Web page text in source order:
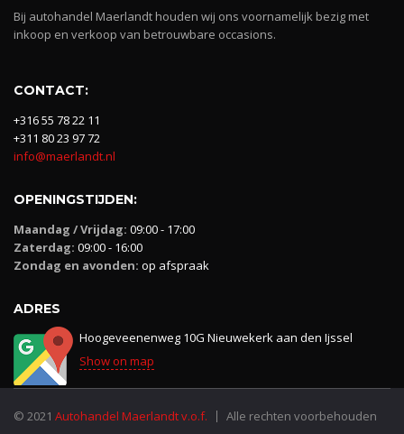
Bij autohandel Maerlandt houden wij ons voornamelijk bezig met
inkoop en verkoop van betrouwbare occasions.
CONTACT:
+316 55 78 22 11
+311 80 23 97 72
info@maerlandt.nl
OPENINGSTIJDEN:
Maandag / Vrijdag: 09:00 - 17:00
Zaterdag: 09:00 - 16:00
Zondag en avonden: op afspraak
ADRES
Hoogeveenenweg 10G Nieuwekerk aan den Ijssel
Show on map
© 2021 Autohandel Maerlandt v.o.f. Alle rechten voorbehouden